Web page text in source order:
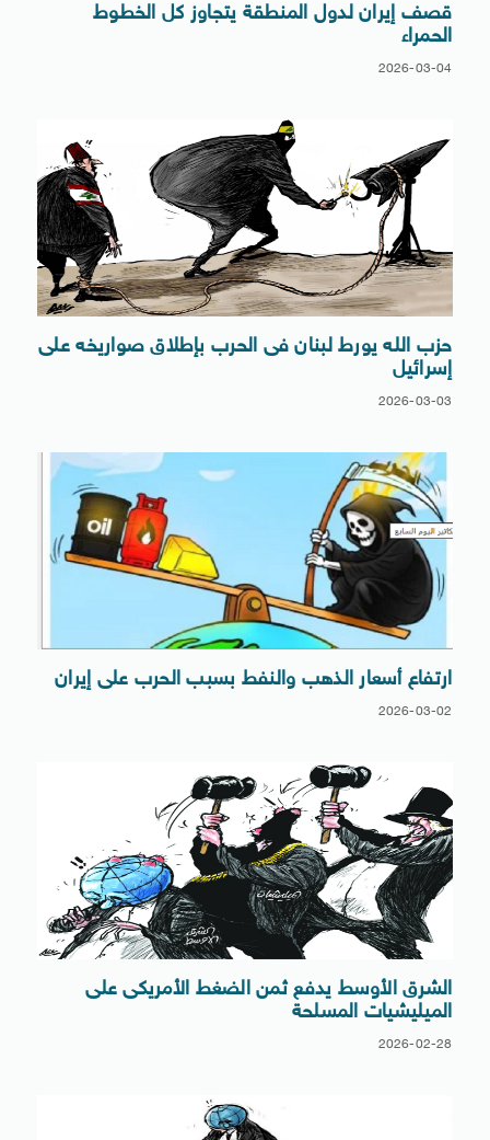
قصف إيران لدول المنطقة يتجاوز كل الخطوط
الحمراء
2026-03-04
حزب الله يورط لبنان فى الحرب بإطلاق صواريخه على
إسرائيل
2026-03-03
ارتفاع أسعار الذهب والنفط بسبب الحرب على إيران
2026-03-02
الشرق الأوسط يدفع ثمن الضغط الأمريكى على
الميليشيات المسلحة
2026-02-28